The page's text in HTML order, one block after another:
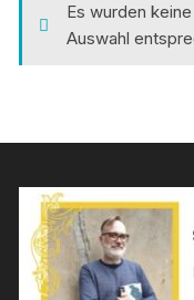
Es wurden
Auswahl